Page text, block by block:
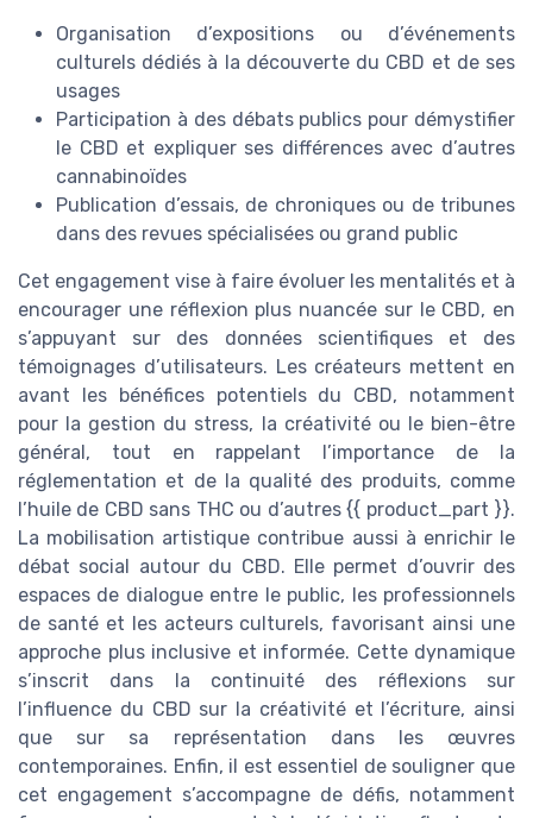
Organisation d’expositions ou d’événements
culturels dédiés à la découverte du CBD et de ses
usages
Participation à des débats publics pour démystifier
le CBD et expliquer ses différences avec d’autres
cannabinoïdes
Publication d’essais, de chroniques ou de tribunes
dans des revues spécialisées ou grand public
Cet engagement vise à faire évoluer les mentalités et à
encourager une réflexion plus nuancée sur le CBD, en
s’appuyant sur des données scientifiques et des
témoignages d’utilisateurs. Les créateurs mettent en
avant les bénéfices potentiels du CBD, notamment
pour la gestion du stress, la créativité ou le bien-être
général, tout en rappelant l’importance de la
réglementation et de la qualité des produits, comme
l’huile de CBD sans THC ou d’autres {{ product_part }}.
La mobilisation artistique contribue aussi à enrichir le
débat social autour du CBD. Elle permet d’ouvrir des
espaces de dialogue entre le public, les professionnels
de santé et les acteurs culturels, favorisant ainsi une
approche plus inclusive et informée. Cette dynamique
s’inscrit dans la continuité des réflexions sur
l’influence du CBD sur la créativité et l’écriture, ainsi
que sur sa représentation dans les œuvres
contemporaines. Enfin, il est essentiel de souligner que
cet engagement s’accompagne de défis, notamment